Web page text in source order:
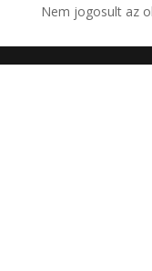
Nem jogosult az